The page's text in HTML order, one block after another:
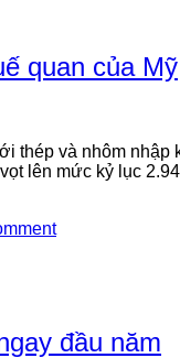
quan của Mỹ
thép và nhôm
lên mức kỷ lục
đầu năm